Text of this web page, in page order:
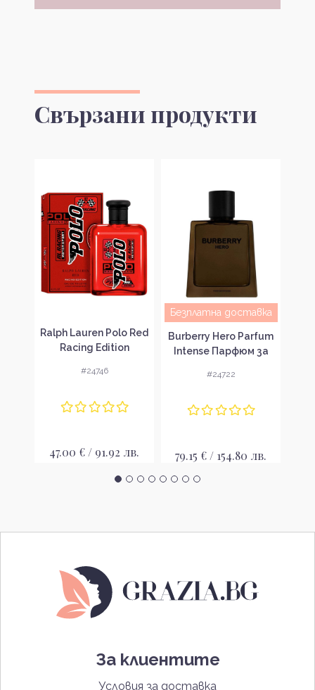
Свързани продукти
Ralph Lauren Polo Red
Racing Edition
мъже EDT
#24746
47.00 € / 91.92 лв.
Безплатна доставка
Burberry Hero Parfum
Intense Парфюм за
#24722
79.15 € / 154.80 лв.
За клиентите
Условия за доставка